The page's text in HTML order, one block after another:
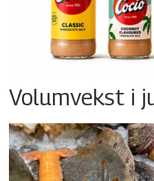
Volumvekst i